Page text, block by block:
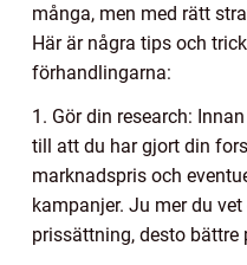
många, men med rätt
Här är några tips och
förhandlingarna:
1. Gör din research:
till att du har gjort din
marknadspris och
kampanjer. Ju mer du
prissättning, desto